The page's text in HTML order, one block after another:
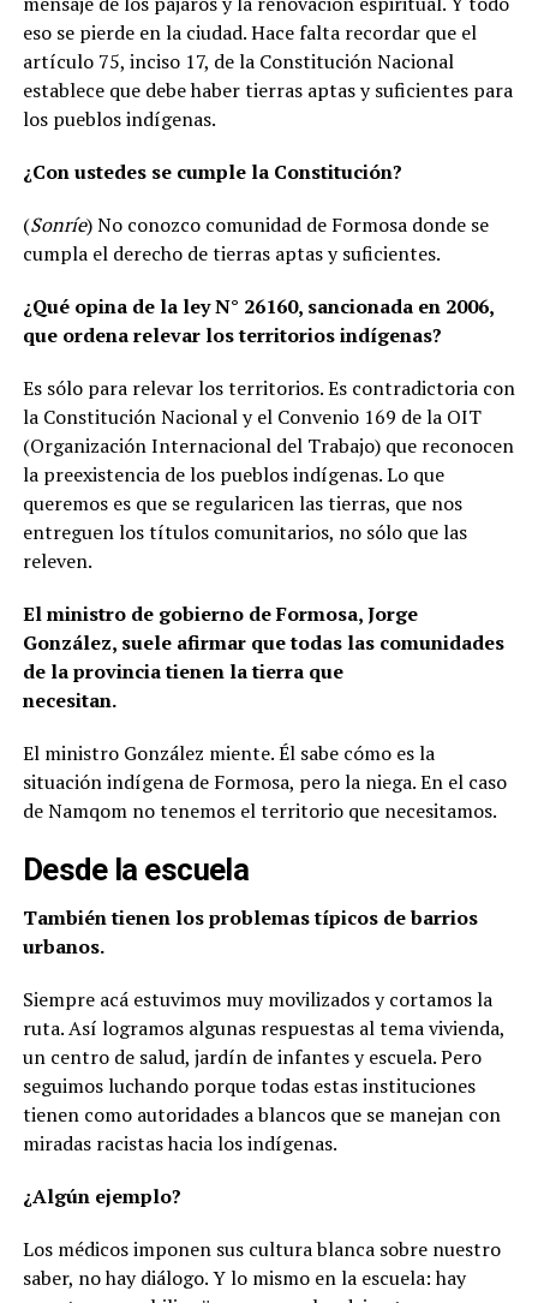
eso se pierde en la ciudad. Hace falta recordar que el
artículo 75, inciso 17, de la Constitución Nacional
establece que debe haber tierras aptas y suficientes para
los pueblos indígenas.
¿Con ustedes se cumple la Constitución?
(Sonríe)No conozco comunidad de Formosa donde se
cumpla el derecho de tierras aptas y suficientes.
¿Qué opina de la ley N° 26160, sancionada en 2006,
que ordena relevar los territorios indígenas?
Es sólo para relevar los territorios. Es contradictoria con
la Constitución Nacional y el Convenio 169 de la OIT
(Organización Internacional del Trabajo) que reconocen
la preexistencia de los pueblos indígenas. Lo que
queremos es que se regularicen las tierras, que nos
entreguen los títulos comunitarios, no sólo que las
releven.
El ministro de gobierno de Formosa, Jorge
González, suele afirmar que todas las comunidades
de la provincia tienen la tierra que
necesitan.
El ministro González miente. Él sabe cómo es la
situación indígena de Formosa, pero la niega. En el caso
de Namqom no tenemos el territorio que necesitamos.
Desde la escuela
También tienen los problemas típicos de barrios
urbanos.
Siempre acá estuvimos muy movilizados y cortamos la
ruta.Así logramos algunas respuestas al tema vivienda,
un centro de salud, jardín de infantes y escuela. Pero
seguimos luchando porque todas estas instituciones
tienen como autoridades a blancos que se manejan con
miradas racistas hacia los indígenas.
¿Algún ejemplo?
Los médicos imponen sus cultura blanca sobre nuestro
saber, no hay diálogo. Y lo mismo en la escuela: hay